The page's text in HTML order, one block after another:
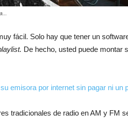
fácil. Solo hay que tener un
De hecho, usted puede montar
emisora por internet sin pagar ni un
tradicionales de radio en AM y FM